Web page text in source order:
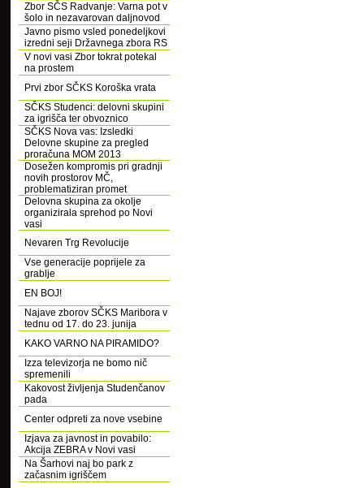
Zbor SČS Radvanje: Varna pot v
šolo in nezavarovan daljnovod
Javno pismo vsled ponedeljkovi
izredni seji Državnega zbora RS
V novi vasi Zbor tokrat potekal
na prostem
Prvi zbor SČKS Koroška vrata
SČKS Studenci: delovni skupini
za igrišča ter obvoznico
SČKS Nova vas: Izsledki
Delovne skupine za pregled
proračuna MOM 2013
Dosežen kompromis pri gradnji
novih prostorov MČ,
problematiziran promet
Delovna skupina za okolje
organizirala sprehod po Novi
vasi
Nevaren Trg Revolucije
Vse generacije poprijele za
grablje
EN BOJ!
Najave zborov SČKS Maribora v
tednu od 17. do 23. junija
KAKO VARNO NA PIRAMIDO?
Izza televizorja ne bomo nič
spremenili
Kakovost življenja Studenčanov
pada
Center odpreti za nove vsebine
Izjava za javnost in povabilo:
Akcija ZEBRA v Novi vasi
Na Šarhovi naj bo park z
začasnim igriščem